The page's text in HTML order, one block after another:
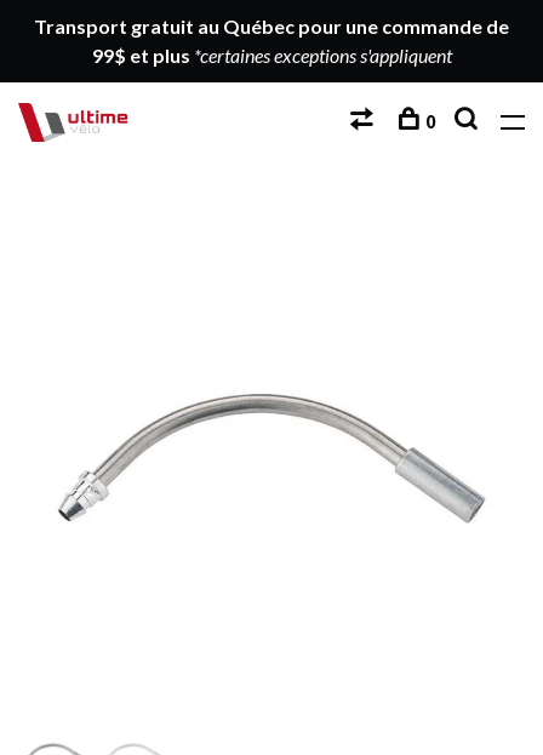
Transport gratuit au Québec pour une commande de
99$ et plus *certaines exceptions s'appliquent
0